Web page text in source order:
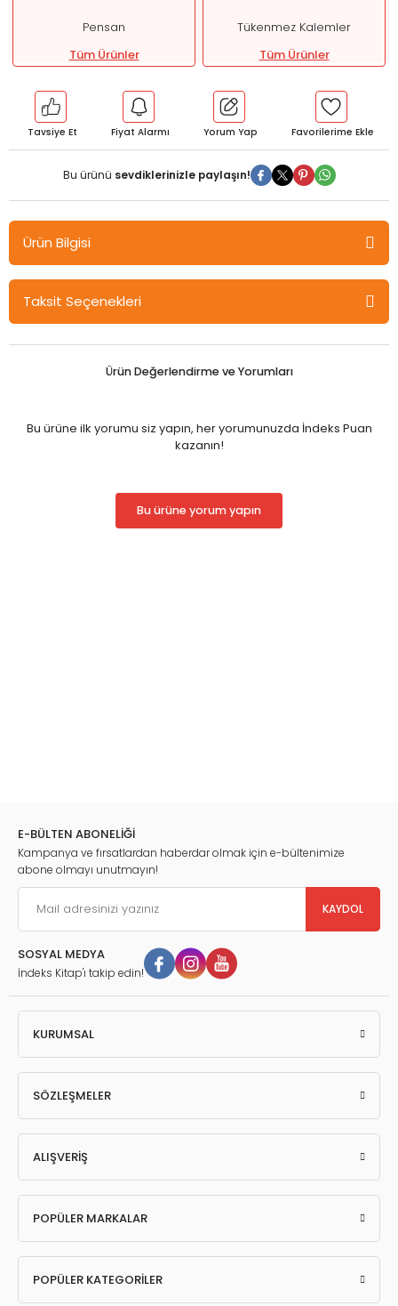
Pensan
Tüm Ürünler
Tükenmez Kalemler
Tüm Ürünler
Tavsiye Et Fiyat Alarmı Yorum Yap
Bu ürünü sevdiklerinizle paylaşın!
Ürün Bilgisi
Pensan Triball Tükenmez Açık Yeşil Kalem
Taksit Seçenekleri
Ürün Değerlendirme ve Yorumları
Bu ürüne ilk yorumu siz yapın, her yorumunuzda İndeks Puan
kazanın!
Bu ürüne yorum yapın
E-BÜLTEN ABONELİĞİ
Kampanya ve fırsatlardan haberdar olmak için e-bültenimize
abone olmayı unutmayın!
KAYDOL
SOSYAL MEDYA
İndeks Kitap'ı takip edin!
KURUMSAL
SÖZLEŞMELER
ALIŞVERİŞ
POPÜLER MARKALAR
POPÜLER KATEGORİLER